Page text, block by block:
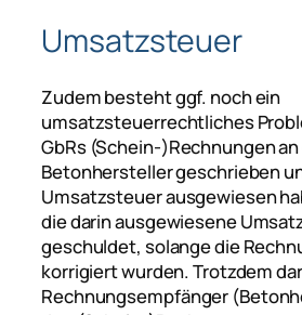
Umsatzsteuer
Zudem besteht ggf. noch ein
umsatzsteuerrechtliches
GbRs (Schein-)Rechnungen
Betonhersteller geschrieben
Umsatzsteuer ausgewiesen
die darin ausgewiesene
geschuldet, solange die
korrigiert wurden. Trotzdem
Rechnungsempfänger